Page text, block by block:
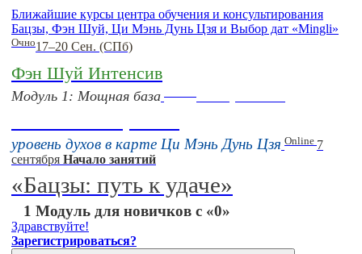
Ближайшие курсы центра обучения и консультирования
Бацзы, Фэн Шуй, Ци Мэнь Дунь Цзя и Выбор дат «Mingli»
Очно17–20 Сен. (СПб)
Фэн Шуй Интенсив
Модуль 1: Мощная база
уровень духов в карте Ци Мэнь Дунь Цзя Online 7
сентября Начало занятий
«Бацзы: путь к удаче»
1 Модуль для новичков с «0»
Здравствуйте!
Зарегистрироваться?